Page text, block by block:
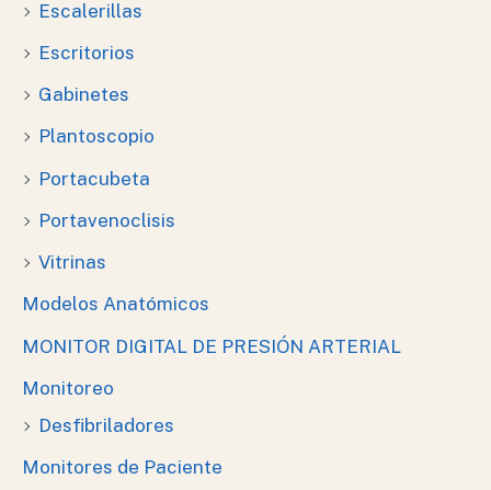
Escalerillas
Escritorios
Gabinetes
Plantoscopio
Portacubeta
Portavenoclisis
Vitrinas
Modelos Anatómicos
MONITOR DIGITAL DE PRESIÓN ARTERIAL
Monitoreo
Desfibriladores
Monitores de Paciente